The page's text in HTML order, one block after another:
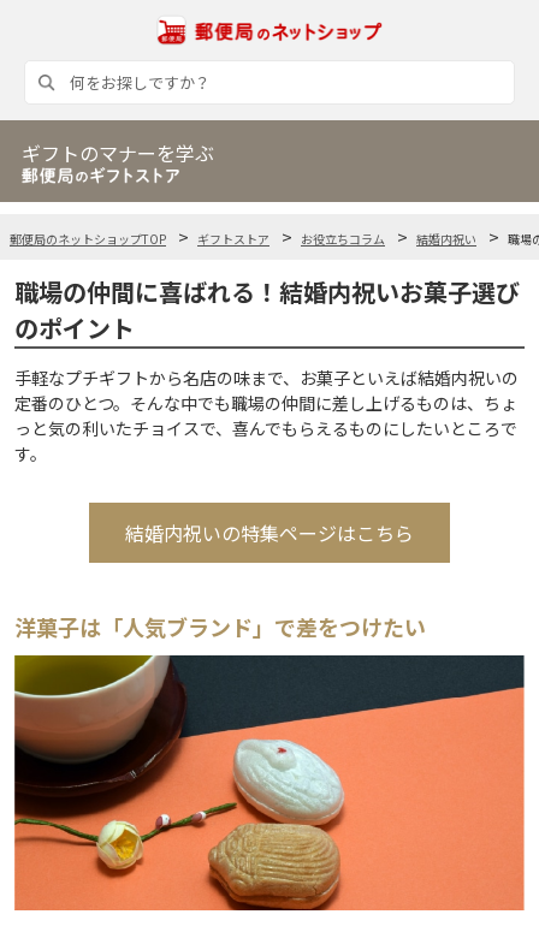
ギフトのマナーを学ぶ
郵便局のネットショップTOP ギフトストア お役立ちコラム 結婚内祝い 職場
職場の仲間に喜ばれる！結婚内祝いお菓子選び
のポイント
手軽なプチギフトから名店の味まで、お菓子といえば結婚内祝いの
定番のひとつ。そんな中でも職場の仲間に差し上げるものは、ちょ
っと気の利いたチョイスで、喜んでもらえるものにしたいところで
す。
結婚内祝いの特集ページはこちら
洋菓子は「人気ブランド」で差をつけたい